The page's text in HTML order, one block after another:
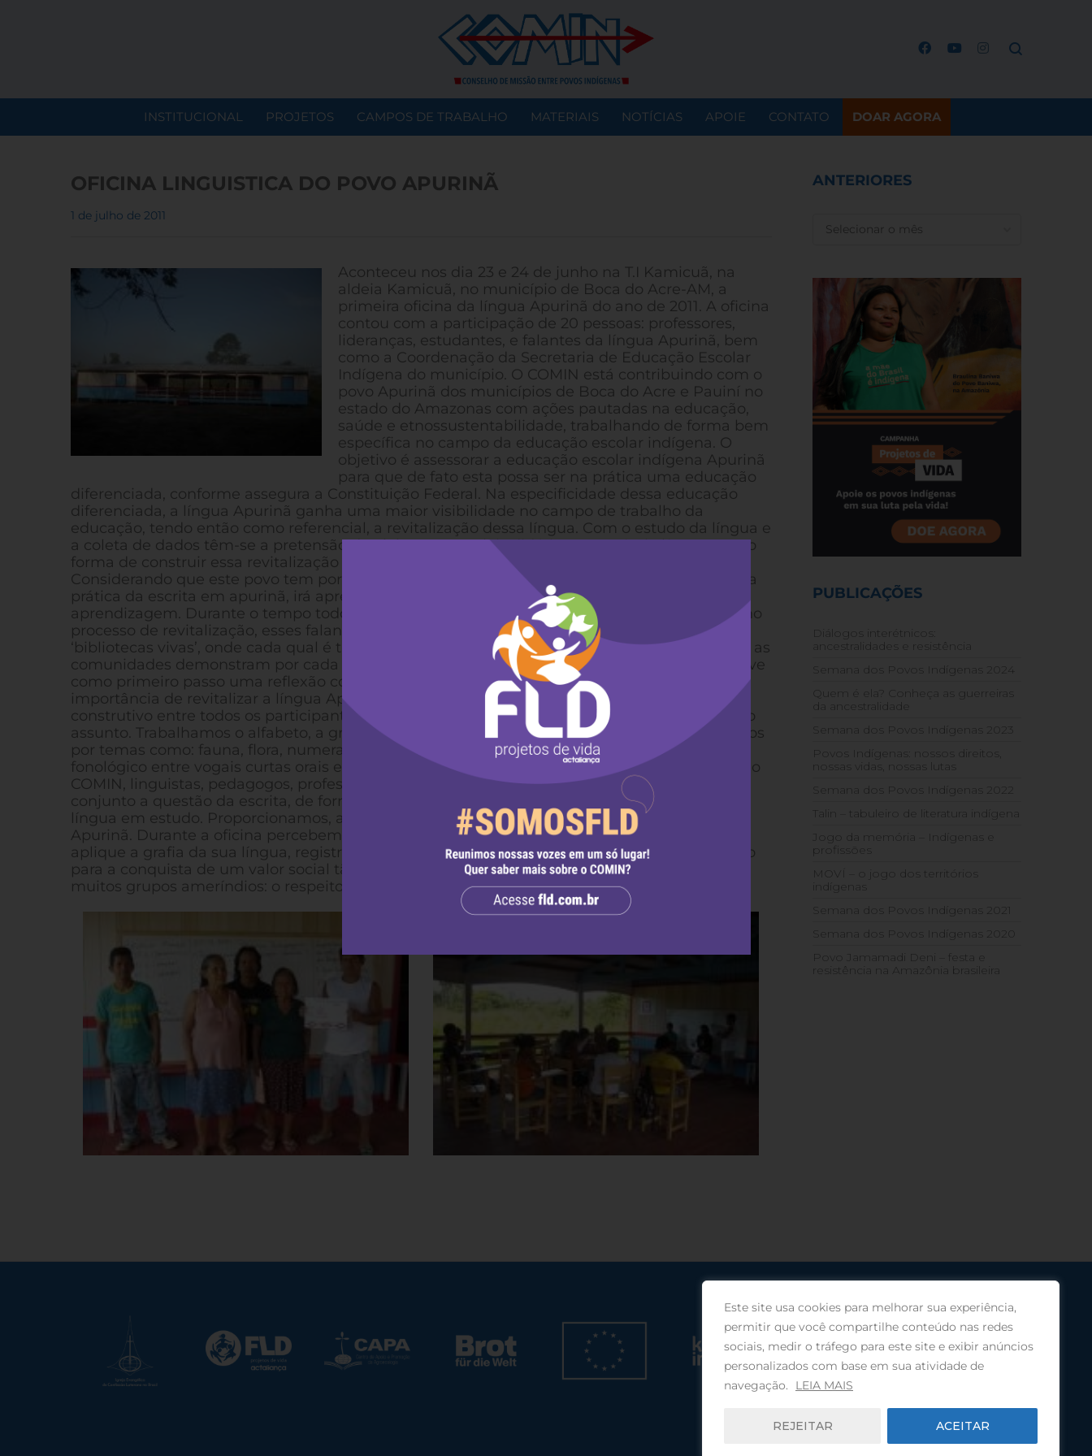
Este site usa cookies para melhorar sua experiência,
permitir que você compartilhe conteúdo nas redes
sociais, medir o tráfego para este site e exibir anúncios
personalizados com base em sua atividade de
navegação.
LEIA MAIS
REJEITAR ACEITAR
INSTITUCIONAL PROJETOS CAMPOS DE TRABALHO MATERIAIS NOTÍCIAS APOIE CONTATO DOAR AGORA
OFICINA LINGUISTICA DO POVO APURINÃ
1 de julho de 2011
Aconteceu nos dia 23 e 24 de junho na T.I Kamicuã, na
aldeia Kamicuã, no município de Boca do Acre-AM, a
primeira oficina da língua Apurinã do ano de 2011. A oficina
contou com a participação de 20 pessoas: professores,
lideranças, estudantes, e falantes da língua Apurinã, bem
como a Coordenação da Secretaria de Educação Escolar
Indígena do município. O COMIN está contribuindo com o
povo Apurinã dos municípios de Boca do Acre e Pauiní no
estado do Amazonas com ações pautadas na educação,
saúde e etnossustentabilidade, trabalhando de forma bem
específica no campo da educação escolar indígena. O
objetivo é assessorar a educação escolar indígena Apurinã
para que de fato esta possa ser na prática uma educação
diferenciada, conforme assegura a Constituição Federal. Na especificidade dessa educação
diferenciada, a língua Apurinã ganha uma maior visibilidade no campo de trabalho da
educação, tendo então como referencial, a revitalização dessa língua. Com o estudo da língua e
a coleta de dados têm-se a pretensão de elaborar materiais didáticos na própria língua, como
forma de construir essa revitalização e também ter a prática da escrita em apurinã.
Considerando que este povo tem por tradição a oralidade, vivendo agora em outro contexto, a
prática da escrita em apurinã, irá apresentar outra conotação no processo de ensino-
aprendizagem. Durante o tempo todo contamos com o apoio de falantes dessa língua, pois no
processo de revitalização, esses falantes representam para as comunidades Apurinã
‘bibliotecas vivas’, onde cada qual é tratado como professor da língua. O grande respeito que as
comunidades demonstram por cada falante foi percebido durante toda a oficina. A oficina teve
como primeiro passo uma reflexão com os participantes com a seguinte pergunta: Qual a
importância de revitalizar a língua Apurinã? A reflexão em torno dela gerou um debate bem
construtivo entre todos os participantes, que durante toda oficina amadureciam ainda mais o
assunto. Trabalhamos o alfabeto, a grafia e o estudo de cada som, grupos de palavras divididos
por temas como: fauna, flora, numerais, grupos de palavras que demonstram o contraste
fonológico entre vogais curtas orais e vogais curtas nasais. O povo Apurinã, em parceria com o
COMIN, linguistas, pedagogos, professores e os falantes da língua, tem tentado construir em
conjunto a questão da escrita, de forma a trazer uma coerência com o próprio sistema da
língua em estudo. Proporcionamos, assim, uma discussão produtiva, eficaz para a língua
Apurinã. Durante a oficina percebemos um esforço coletivo para que esse povo construa e
aplique a grafia da sua língua, registrando materialmente a sua oralidade, caminhando então
para a conquista de um valor social tão discriminado em nosso país, porém almejado por
muitos grupos ameríndios: o respeito à identidade cultural diferenciada.
ANTERIORES
PUBLICAÇÕES
Diálogos interétnicos:
ancestralidades e resistência
Semana dos Povos Indígenas 2024
Quem é ela? Conheça as guerreiras
da ancestralidade
Semana dos Povos Indígenas 2023
Povos Indígenas: nossos direitos,
nossas vidas, nossas lutas
Semana dos Povos Indígenas 2022
Talin – tabuleiro de literatura indígena
Jogo da memória – Indígenas e
profissões
MOVÍ – o jogo dos territórios
indígenas
Semana dos Povos Indígenas 2021
Semana dos Povos Indígenas 2020
Povo Jamamadi Deni – festa e
resistência na Amazônia brasileira